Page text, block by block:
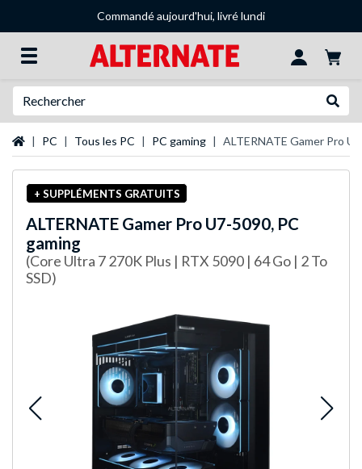
Commandé aujourd'hui, livré lundi
Page d'accueil
PC Tous les PC PC gaming ALTERNATE Gamer Pro
+ SUPPLÉMENTS GRATUITS
ALTERNATE Gamer Pro U7-5090, PC
gaming
(Core Ultra 7 270K Plus | RTX 5090 | 64 Go | 2 To
SSD)